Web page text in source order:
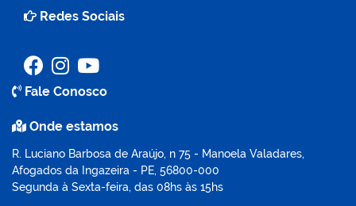
Redes Sociais
Fale Conosco
Onde estamos
R. Luciano Barbosa de Araújo, n 75 - Manoela Valadares,
Afogados da Ingazeira - PE, 56800-000
Segunda à Sexta-feira, das 08hs às 15hs